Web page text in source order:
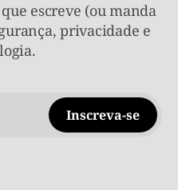
escreve (ou manda
privacidade e
Inscreva-se